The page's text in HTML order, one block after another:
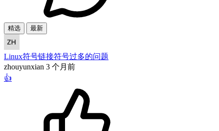
精选 最新
Linux符号链接符号过多的问题
zhouyunxian 3 个月前
👍